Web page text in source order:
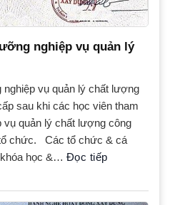
nghiệp vụ quản lý
vụ quản lý chất lượng
sau khi các học viên tham
vụ quản lý chất lượng công
chức. Các tổ chức & cá
học &… Đọc tiếp